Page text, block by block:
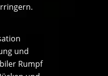
und
Rumpf